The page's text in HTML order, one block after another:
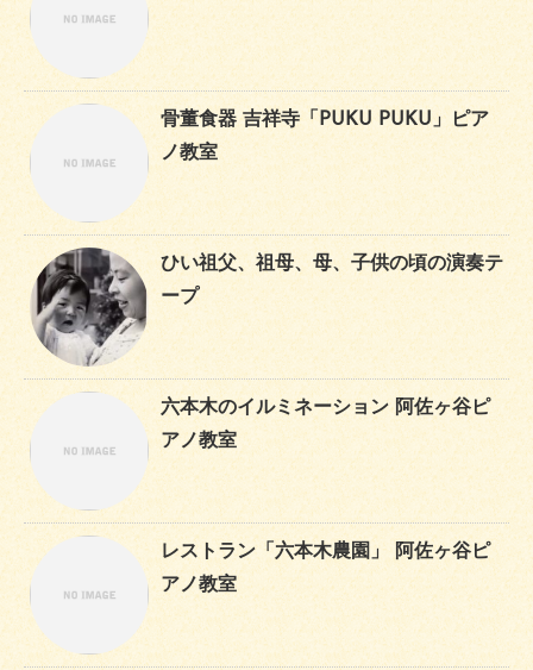
骨董食器 吉祥寺「PUKU PUKU」ピア
ノ教室
ひい祖父、祖母、母、子供の頃の演奏テ
ープ
六本木のイルミネーション 阿佐ヶ谷ピ
アノ教室
レストラン「六本木農園」 阿佐ヶ谷ピ
アノ教室